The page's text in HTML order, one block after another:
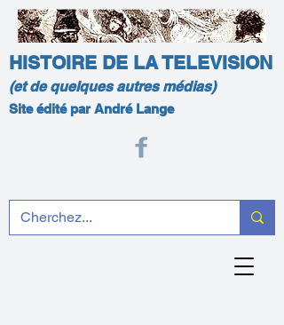
HISTOIRE DE LA TELEVISION
(et de quelques autres médias)
Site édité par André Lange